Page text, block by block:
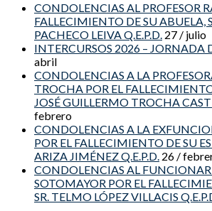
CONDOLENCIAS AL PROFESOR
FALLECIMIENTO DE SU ABUELA,
PACHECO LEIVA Q.E.P.D. 27 / julio
INTERCURSOS 2026 – JORNADA
abril
CONDOLENCIAS A LA
TROCHA POR EL
JOSÉ GUILLERMO TROCHA
febrero
CONDOLENCIAS A LA
POR EL FALLECIMIENTO DE SU
ARIZA JIMÉNEZ Q.E.P.D. 26 /
CONDOLENCIAS AL
SOTOMAYOR POR EL
SR. TELMO LÓPEZ VILLACIS